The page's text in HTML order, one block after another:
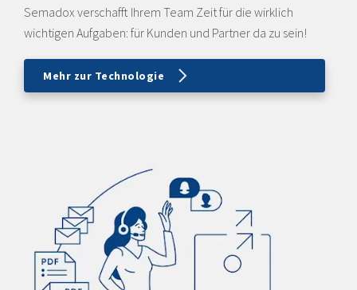
Semadox verschafft Ihrem Team Zeit für die wirklich
wichtigen Aufgaben: für Kunden und Partner da zu sein!
Mehr zur Technologie